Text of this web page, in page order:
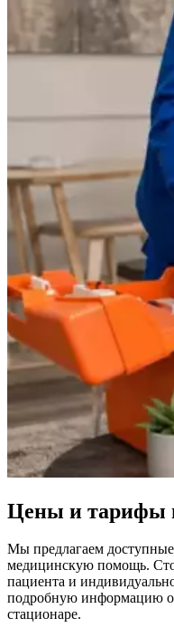
Цены и тарифы
Мы предлагаем
медицинскую помощь.
пациента и
подробную информацию о
стационаре.